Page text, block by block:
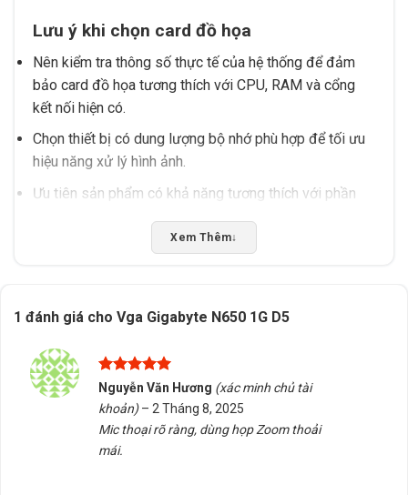
Lưu ý khi chọn card đồ họa
Nên kiểm tra thông số thực tế của hệ thống để đảm
bảo card đồ họa tương thích với CPU, RAM và cổng
kết nối hiện có.
Chọn thiết bị có dung lượng bộ nhớ phù hợp để tối ưu
hiệu năng xử lý hình ảnh.
Ưu tiên sản phẩm có khả năng tương thích với phần
Nếu bạn cần tư vấn chọn đúng sản phẩm, hỗ trợ kiểm
chóng và chính xác.
Rate this product
Bấm 5 sao để ủng hộ shop
Xem Thêm↓
1 đánh giá cho Vga Gigabyte N650 1G D5
Được xếp
hạng
sao
Nguyễn Văn Hương (xác minh chủ tài
khoản) – 2 Tháng 8, 2025
Mic thoại rõ ràng, dùng họp Zoom thoải
mái.